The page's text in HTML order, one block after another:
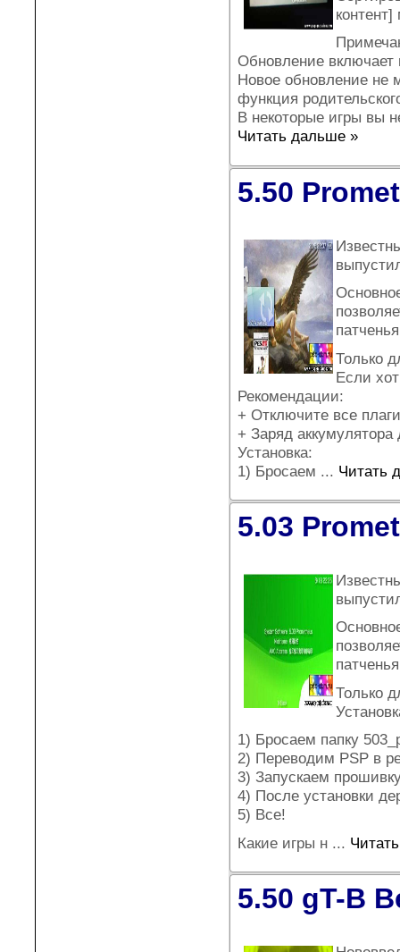
Обновление
Новое обновление не
функция
В некоторые игры вы
Читать дальше »
5.50
Только
Если
Рекомендации:
+ Отключите все
+ Заряд
Установка:
1) Бросаем ... Читать
5.03
Только
1) Бросаем папку
2) Переводим PSP в
3) Запускаем
4) После установки
5) Все!
Какие игры н ...
5.50 gT-B